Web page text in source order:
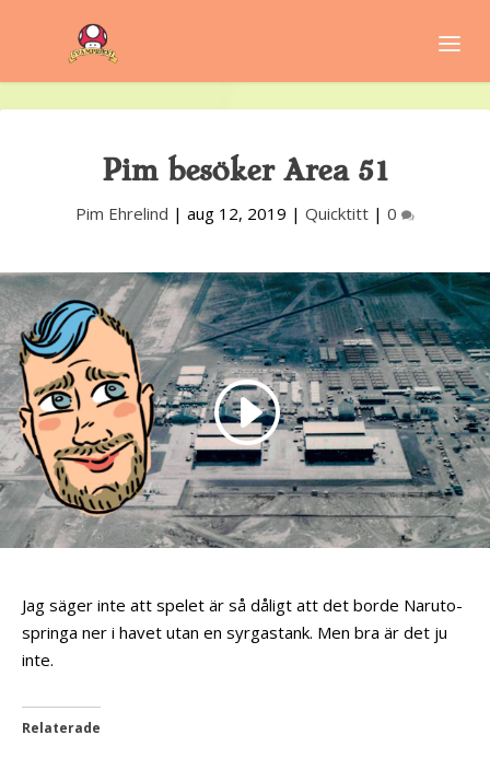
Pim besöker Area 51
Pim Ehrelind | aug 12, 2019 | Quicktitt | 0
Jag säger inte att spelet är så dåligt att det borde Naruto-
springa ner i havet utan en syrgastank. Men bra är det ju
inte.
Relaterade